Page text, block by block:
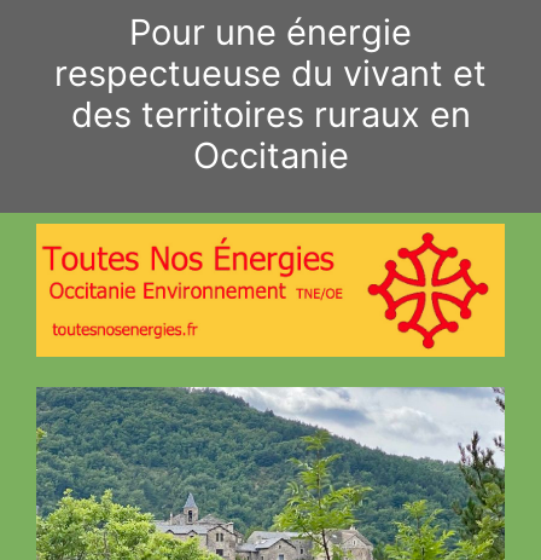
contenu
Pour une énergie
respectueuse du vivant et
des territoires ruraux en
Occitanie